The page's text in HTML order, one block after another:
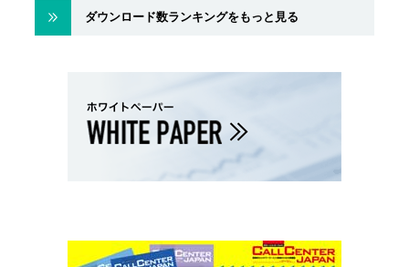
ダウンロード数ランキングをもっと見る